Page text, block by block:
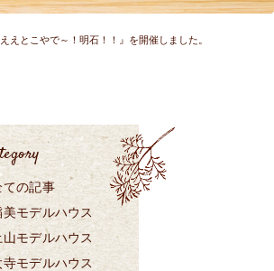
えとこやで～！明石！！』を開催しました。
ての記事
美モデルハウス
山モデルハウス
寺モデルハウス